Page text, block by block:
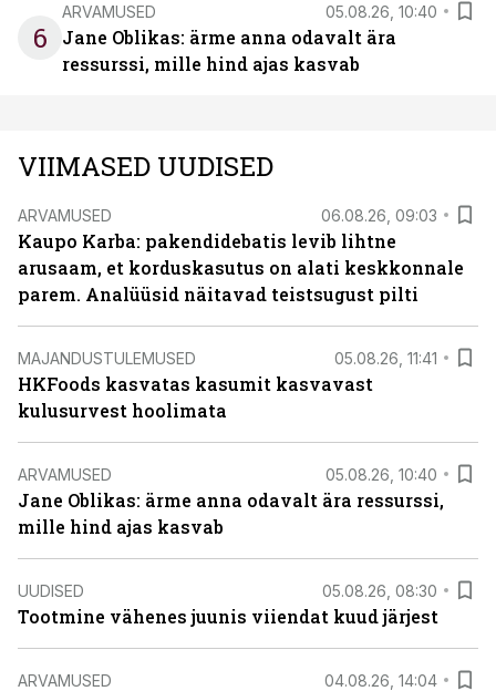
6
ARVAMUSED 05.08.26, 10:40
Jane Oblikas: ärme anna odavalt ära
ressurssi, mille hind ajas kasvab
VIIMASED UUDISED
ARVAMUSED 06.08.26, 09:03
Kaupo Karba: pakendidebatis levib lihtne
arusaam, et korduskasutus on alati keskkonnale
parem. Analüüsid näitavad teistsugust pilti
MAJANDUSTULEMUSED 05.08.26, 11:41
HKFoods kasvatas kasumit kasvavast
kulusurvest hoolimata
ARVAMUSED 05.08.26, 10:40
Jane Oblikas: ärme anna odavalt ära ressurssi,
mille hind ajas kasvab
UUDISED 05.08.26, 08:30
Tootmine vähenes juunis viiendat kuud järjest
ARVAMUSED 04.08.26, 14:04